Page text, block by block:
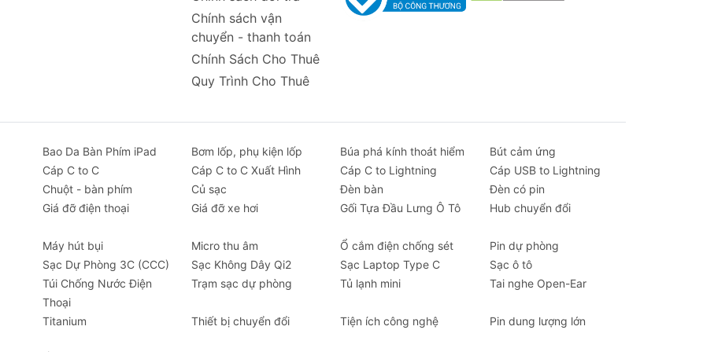
Chính sách vận
chuyển - thanh toán
Chính Sách Cho Thuê
Quy Trình Cho Thuê
Bao Da Bàn Phím iPad Bơm lốp, phụ kiện lốp Búa phá kính thoát hiểm
Bút cảm ứng
Cáp C to C Cáp C to C Xuất Hình Cáp C to Lightning
Cáp USB to Lightning
Chuột - bàn phím Củ sạc Đèn bàn
Đèn có pin
Giá đỡ điện thoại Giá đỡ xe hơi Gối Tựa Đầu Lưng Ô Tô Hub chuyển đổi
Máy hút bụi Micro thu âm Ổ cắm điện chống sét
Pin dự phòng
Sạc Dự Phòng 3C (CCC) Sạc Không Dây Qi2 Sạc Laptop Type C
Sạc ô tô
Túi Chống Nước Điện
Thoại
Trạm sạc dự phòng Tủ lạnh mini Tai nghe Open-Ear
Titanium Thiết bị chuyển đổi Tiện ích công nghệ Pin dung lượng lớn